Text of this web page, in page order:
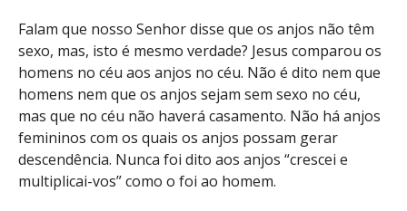
Falam que nosso Senhor disse que os anjos não têm
sexo, mas, isto é mesmo verdade? Jesus comparou os
homens no céu aos anjos no céu. Não é dito nem que
homens nem que os anjos sejam sem sexo no céu,
mas que no céu não haverá casamento. Não há anjos
femininos com os quais os anjos possam gerar
descendência. Nunca foi dito aos anjos “crescei e
multiplicai-vos” como o foi ao homem.